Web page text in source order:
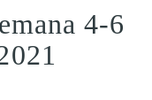
4-6